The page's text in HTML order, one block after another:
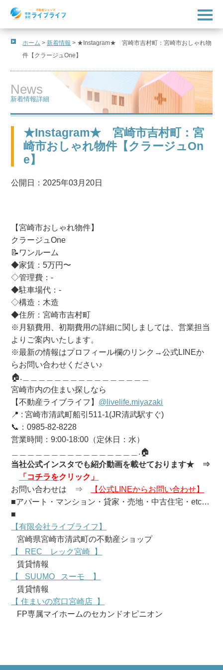
t
o
g
l
v
i
t
i
o
ホーム > 新着情報 > ★Instagram★ 宮崎市吉村町：宮崎市おしゃれ物
件【クラージュOne】
News
新着情報詳細
★Instagram★ 宮崎市吉村町：宮
崎市おしゃれ物件【クラージュOn
e】
公開日：2025年03月20日
【宮崎市おしゃれ物件】
クラージュOne
📝ワンルーム
◆家賃：5万円〜
◇管理費：-
◆駐車場代：-
◇構造：木造
◆住所：宮崎市吉村町
※月額費用、初期費用の詳細に関しましては、営業担当
よりご案内いたします。
※最新の情報はプロフィール欄のリンク→公式LINEか
らお問い合わせください♪
🏠.＿＿＿＿＿＿＿＿＿＿＿＿＿＿＿＿
宮崎市内の住まい探しなら
【不動産ライブライフ】 @livelife.miyazaki
📍 : 宮崎市清武町船引511-1(JR清武駅すぐ)
📞：0985-82-8228
営業時間：9:00-18:00（定休日：水）
＿＿＿＿＿＿＿＿＿＿＿＿＿＿＿＿.🏠
当社公式インスタでも紹介動画を載せております★ ⇒
「 コチラをクリック 」
お問い合わせは ⇒
【公式LINEからお問い合わせ】
■アパート・マンション・貸家・売地・中古住宅・etc…
■
【有限会社ライブライフ】
宮崎県宮崎市清武町の不動産ショップ
【 REC レック宮崎 】
賃貸情報
【 SUUMO スーモ 】
賃貸情報
【 住まいの窓口宮崎店 】
FP専属マイホームのセカンドオピニオン